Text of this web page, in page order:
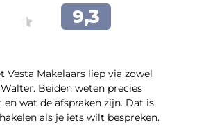
Vesta Makelaars liep via zowel
Beiden weten precies
en wat de afspraken zijn. Dat is
als je iets wilt bespreken.